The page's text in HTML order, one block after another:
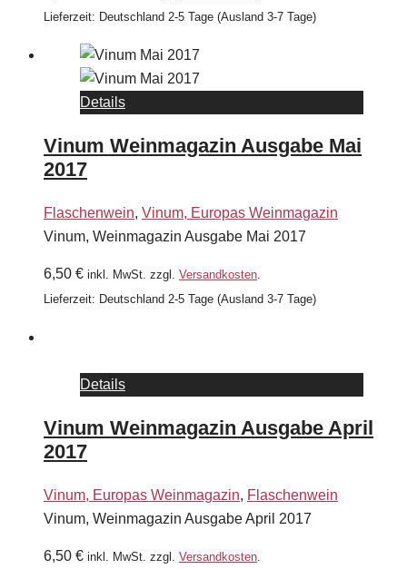
Lieferzeit: Deutschland 2-5 Tage (Ausland 3-7 Tage)
Details
Vinum Weinmagazin Ausgabe Mai
2017
Flaschenwein, Vinum, Europas Weinmagazin
Vinum, Weinmagazin Ausgabe Mai 2017
6,50 € inkl. MwSt. zzgl. Versandkosten
Lieferzeit: Deutschland 2-5 Tage (Ausland 3-7 Tage)
Details
Vinum Weinmagazin Ausgabe April
2017
Vinum, Europas Weinmagazin, Flaschenwein
Vinum, Weinmagazin Ausgabe April 2017
6,50 € inkl. MwSt. zzgl. Versandkosten